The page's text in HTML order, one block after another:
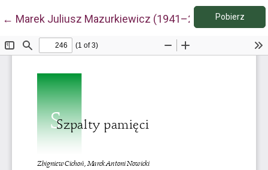
← Wróć do szczegółów artykułu
Marek Juliusz Mazurkiewicz (1941–2022) Pobierz